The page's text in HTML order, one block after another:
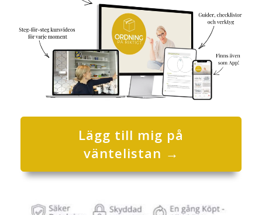
Lägg till mig på
väntelistan →